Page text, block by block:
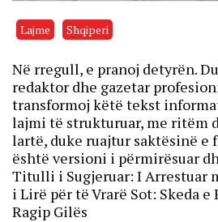
Lajme Shqiperi
Në rregull, e pranoj detyrën.
redaktor dhe gazetar
transformoj këtë tekst
lajmi të strukturuar, me ritëm
lartë, duke ruajtur saktësinë e
është versioni i përmirësuar
Titulli i Sugjeruar: I Arrestuar
i Lirë për të Vrarë Sot: Skeda
Ragip Gilës